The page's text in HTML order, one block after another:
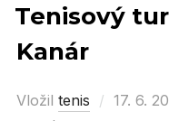
Tenisový
Kanár
Vložil tenis
Posted
17. 6.